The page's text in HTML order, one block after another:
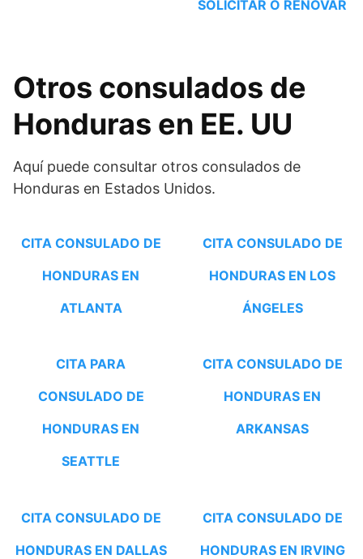
SOLICITAR O RENOVAR
Otros consulados de
Honduras en EE. UU
Aquí puede consultar otros consulados de
Honduras en Estados Unidos.
CITA CONSULADO DE
HONDURAS EN
ATLANTA
CITA CONSULADO DE
HONDURAS EN LOS
ÁNGELES
CITA PARA
CONSULADO DE
HONDURAS EN
SEATTLE
CITA CONSULADO DE
HONDURAS EN
ARKANSAS
CITA CONSULADO DE
HONDURAS EN DALLAS
CITA CONSULADO DE
HONDURAS EN IRVING